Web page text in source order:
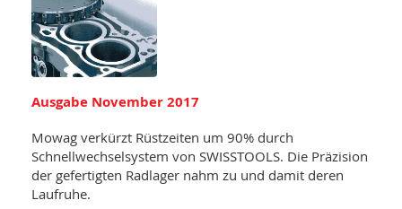
Ausgabe November 2017
Mowag verkürzt Rüstzeiten um 90% durch
Schnellwechselsystem von SWISSTOOLS. Die Präzision
der gefertigten Radlager nahm zu und damit deren
Laufruhe.